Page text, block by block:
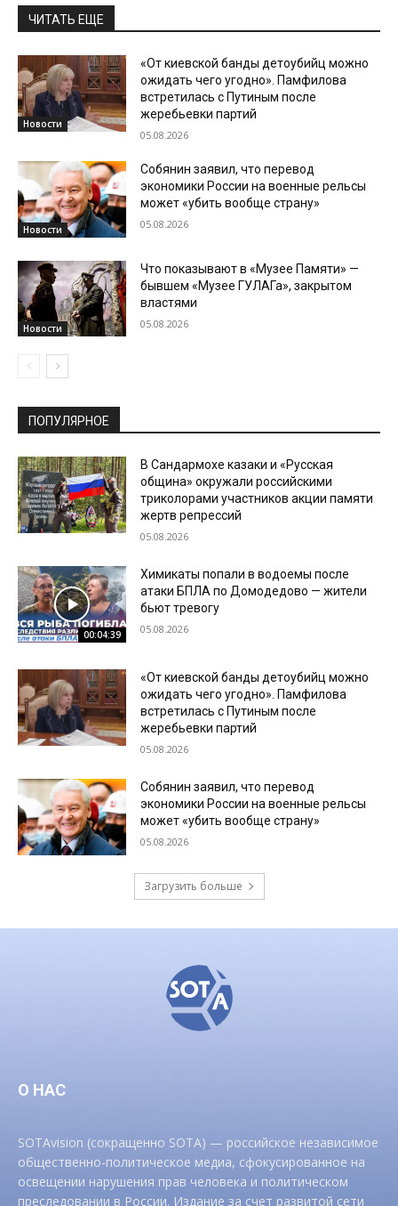
ЧИТАТЬ ЕЩЕ
Новости
«От киевской банды детоубийц можно
ожидать чего угодно». Памфилова
встретилась с Путиным после
жеребьевки партий
05.08.2026
Новости
Собянин заявил, что перевод
экономики России на военные рельсы
может «убить вообще страну»
05.08.2026
Новости
Что показывают в «Музее Памяти» —
бывшем «Музее ГУЛАГа», закрытом
властями
05.08.2026
ПОПУЛЯРНОЕ
В Сандармохе казаки и «Русская
община» окружали российскими
триколорами участников акции памяти
жертв репрессий
05.08.2026
00:04:39
Химикаты попали в водоемы после
атаки БПЛА по Домодедово — жители
бьют тревогу
05.08.2026
«От киевской банды детоубийц можно
ожидать чего угодно». Памфилова
встретилась с Путиным после
жеребьевки партий
05.08.2026
Собянин заявил, что перевод
экономики России на военные рельсы
может «убить вообще страну»
05.08.2026
Загрузить больше
О НАС
SOTAvision (сокращенно SOTA) — российское независимое
общественно-политическое медиа, сфокусированное на
освещении нарушения прав человека и политическом
преследовании в России. Издание за счет развитой сети